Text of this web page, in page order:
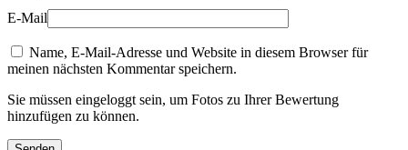
E-Mail
Name, E-Mail-Adresse und Website in diesem Browser für
meinen nächsten Kommentar speichern.
Sie müssen eingeloggt sein, um Fotos zu Ihrer Bewertung
hinzufügen zu können.